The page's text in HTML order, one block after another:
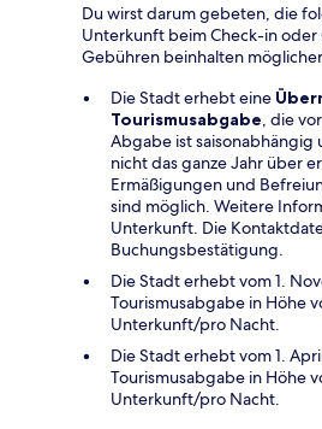
Du wirst darum gebeten, die
Unterkunft beim Check-in oder
Gebühren beinhalten
Die Stadt erhebt eine
Tourismusabgabe, die
Abgabe ist
nicht das ganze Jahr über
Ermäßigungen und
sind möglich. Weitere
Unterkunft. Die
Buchungsbestätigung.
Die Stadt erhebt vom 1.
Tourismusabgabe in Höhe
Unterkunft/pro Nacht.
Die Stadt erhebt vom 1.
Tourismusabgabe in Höhe
Unterkunft/pro Nacht.